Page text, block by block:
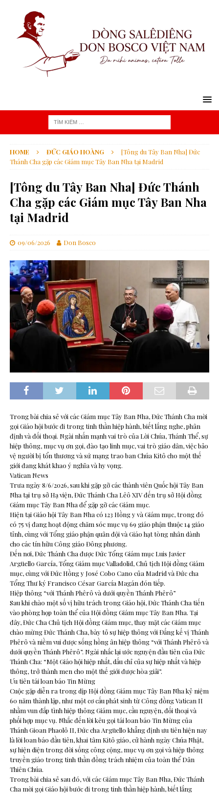
HOME ĐỨC GIÁO HOÀNG
[Tông du Tây Ban Nha] Đức
Thánh Cha gặp các Giám mục Tây Ban Nha tại Madrid
[Tông du Tây Ban Nha] Đức Thánh
Cha gặp các Giám mục Tây Ban Nha
tại Madrid
09/06/2026 Don Bosco
Trong bài chia sẻ với các Giám mục Tây Ban Nha, Đức Thánh Cha mời
gọi Giáo hội bước đi trong tinh thần hiệp hành, biết lắng nghe, phân
định và đối thoại. Ngài nhấn mạnh vai trò của Lời Chúa, Thánh Thể, sự
hiệp thông, mục vụ ơn gọi, đào tạo linh mục, vai trò giáo dân, việc bảo
vệ người bị tổn thương và sứ mạng trao ban Chúa Kitô cho một thế
giới đang khát khao ý nghĩa và hy vọng.
Vatican News
Trưa ngày 8/6/2026, sau khi gặp gỡ các thành viên Quốc hội Tây Ban
Nha tại trụ sở Hạ viện, Đức Thánh Cha Lêô XIV đến trụ sở Hội đồng
Giám mục Tây Ban Nha để gặp gỡ các Giám mục.
Hiện tại Giáo hội Tây Ban Nha có 123 Hồng y và Giám mục, trong đó
có 75 vị đang hoạt động chăm sóc mục vụ 69 giáo phận thuộc 14 giáo
tỉnh, cùng với Tổng giáo phận quân đội và Giáo hạt tòng nhân dành
cho các tín hữu Công giáo Đông phương.
Đến nơi, Đức Thánh Cha được Đức Tổng Giám mục Luis Javier
Argüello García, Tổng Giám mục Valladolid, Chủ tịch Hội đồng Giám
mục, cùng với Đức Hồng y José Cobo Cano của Madrid và Đức cha
Tổng Thư ký Francisco César García Magán đón tiếp.
Hiệp thông “với Thánh Phêrô và dưới quyền Thánh Phêrô”
Sau khi chào một số vị hữu trách trong Giáo hội, Đức Thánh Cha tiến
vào phòng họp toàn thể của Hội đồng Giám mục Tây Ban Nha. Tại
đây, Đức Cha Chủ tịch Hội đồng Giám mục, thay mặt các Giám mục
chào mừng Đức Thánh Cha, bày tỏ sự hiệp thông với Đấng kế vị Thánh
Phêrô và niềm vui được sống hồng ân hiệp thông “với Thánh Phêrô và
dưới quyền Thánh Phêrô”. Ngài nhắc lại ước nguyện đầu tiên của Đức
Thánh Cha: “Một Giáo hội hiệp nhất, dấu chỉ của sự hiệp nhất và hiệp
thông, trở thành men cho một thế giới được hòa giải”.
Ưu tiên tái loan báo Tin Mừng
Cuộc gặp diễn ra trong dịp Hội đồng Giám mục Tây Ban Nha kỷ niệm
60 năm thành lập, như một cơ cấu phát sinh từ Công đồng Vatican II
nhằm vun đắp tình hiệp thông Giám mục, cầu nguyện, đối thoại và
phối hợp mục vụ. Nhắc đến lời kêu gọi tái loan báo Tin Mừng của
Thánh Gioan Phaolô II, Đức cha Argüello khẳng định ưu tiên hiện nay
là lời loan báo đầu tiên, khai tâm Kitô giáo, cử hành ngày Chúa Nhật,
sự hiện diện trong đời sống công cộng, mục vụ ơn gọi và hiệp thông
truyền giáo trong tinh thần đồng trách nhiệm của toàn thể Dân
Thiên Chúa.
Trong bài chia sẻ sau đó, với các Giám mục Tây Ban Nha, Đức Thánh
Cha mời gọi Giáo hội bước đi trong tinh thần hiệp hành, biết lắng